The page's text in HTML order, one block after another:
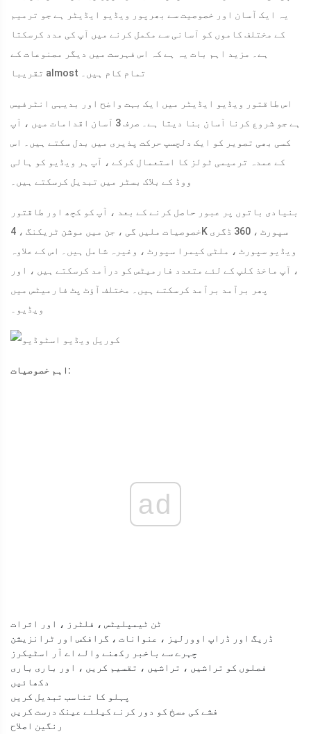
یہ ایک آسان اور خصوصیت سے بھرپور ویڈیو ایڈیٹر ہے جو ترمیم
کے مختلف کاموں کو آسانی سے مکمل کرنے میں آپ کی مدد کرسکتا
ہے۔ مزید اہم بات یہ ہے کہ اس فہرست میں دیگر مصنوعات کے
تقریبا almost تمام کام ہیں۔
اس طاقتور ویڈیو ایڈیٹر میں ایک بہت واضح اور بدیہی انٹرفیس
ہے جو شروع کرنا آسان بنا دیتا ہے۔ صرف 3 آسان اقدامات میں ، آپ
کسی بھی تصویر کو ایک دلچسپ حرکت پذیری میں بدل سکتے ہیں۔ اس
کے عمدہ ترمیمی ٹولز کا استعمال کرکے ، آپ ہر ویڈیو کو ہالی
ووڈ کے بلاک بسٹر میں تبدیل کرسکتے ہیں۔
بنیادی باتوں پر عبور حاصل کرنے کے بعد ، آپ کو کچھ اور طاقتور
خصوصیات ملیں گی ، جن میں موشن ٹریکنگ ، 4K سپورٹ ، 360 ڈگری
ویڈیو سپورٹ ، ملٹی کیمرا سپورٹ ، وغیرہ شامل ہیں۔ اس کے علاوہ
، آپ ماخذ کلپ کے لئے متعدد فارمیٹس کو درآمد کرسکتے ہیں ، اور
پھر برآمد برآمد کرسکتے ہیں۔ مختلف آؤٹ پٹ فارمیٹس میں
ویڈیو۔
اہم خصوصیات:
ad
ٹن ٹیمپلیٹس ، فلٹرز ، اور اثرات
ڈریگ اور ڈراپ اوورلیز ، عنوانات ، گرافکس اور ٹرانزیشن
چہرے سے باخبر رکھنے والے اے آر اسٹیکرز
فصلوں کو تراشیں ، تراشیں ، تقسیم کریں ، اور باری باری
دکھائیں
پہلو کا تناسب تبدیل کریں
فشے کی مسخ کو دور کرنے کیلئے عینک درست کریں
رنگین اصلاح